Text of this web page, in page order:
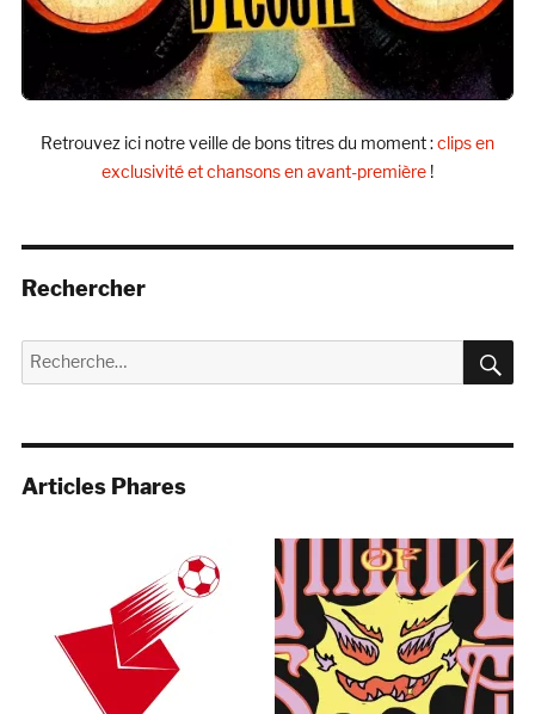
Retrouvez ici notre veille de bons titres du moment :clips en
exclusivité et chansons en avant-première !
Rechercher
Recherche
pour :
Articles Phares